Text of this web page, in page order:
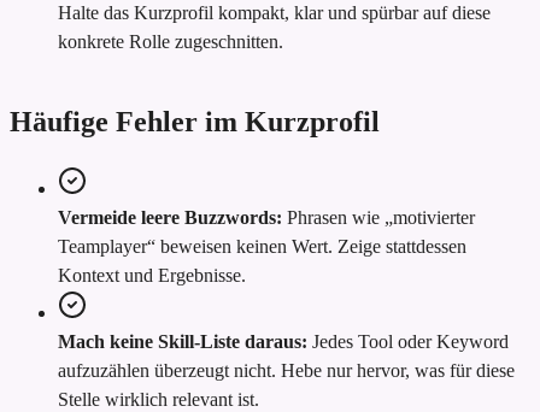
Halte das Kurzprofil kompakt, klar und spürbar auf diese
konkrete Rolle zugeschnitten.
Häufige Fehler im Kurzprofil
Vermeide leere Buzzwords: Phrasen wie „motivierter
Teamplayer“ beweisen keinen Wert. Zeige stattdessen
Kontext und Ergebnisse.
Mach keine Skill-Liste daraus: Jedes Tool oder Keyword
aufzuzählen überzeugt nicht. Hebe nur hervor, was für diese
Stelle wirklich relevant ist.